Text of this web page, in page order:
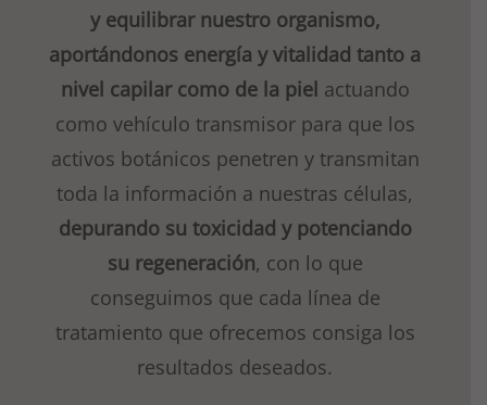
y equilibrar nuestro organismo,
aportándonos energía y vitalidad tanto a
nivel capilar como de la piel actuando
como vehículo transmisor para que los
activos botánicos penetren y transmitan
toda la información a nuestras células,
depurando su toxicidad y potenciando
su regeneración, con lo que
conseguimos que cada línea de
tratamiento que ofrecemos consiga los
resultados deseados.